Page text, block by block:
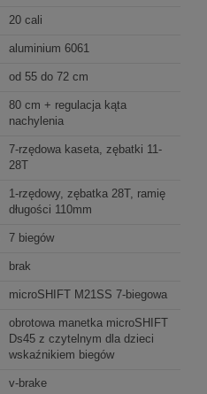
20 cali
aluminium 6061
od 55 do 72 cm
80 cm + regulacja kąta
nachylenia
7-rzędowa kaseta, zębatki 11-
28T
1-rzędowy, zębatka 28T, ramię
długości 110mm
7 biegów
brak
microSHIFT M21SS 7-biegowa
obrotowa manetka microSHIFT
Ds45 z czytelnym dla dzieci
wskaźnikiem biegów
v-brake